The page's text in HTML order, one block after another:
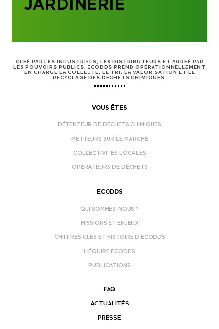
JARDINERIE
CRÉÉ PAR LES INDUSTRIELS, LES DISTRIBUTEURS ET AGRÉÉ PAR
LES POUVOIRS PUBLICS, ECODDS PREND OPÉRATIONNELLEMENT
EN CHARGE LA COLLECTE, LE TRI, LA VALORISATION ET LE
RECYCLAGE DES DÉCHETS CHIMIQUES.
VOUS ÊTES
DÉTENTEUR DE DÉCHETS CHIMIQUES
METTEURS SUR LE MARCHÉ
COLLECTIVITÉS LOCALES
OPÉRATEURS DE DÉCHETS
ECODDS
QUI SOMMES-NOUS ?
MISSIONS ET ENJEUX
CHIFFRES CLÉS ET HISTOIRE D’ECODDS
L’ÉQUIPE ECODDS
PUBLICATIONS
FAQ
ACTUALITÉS
PRESSE